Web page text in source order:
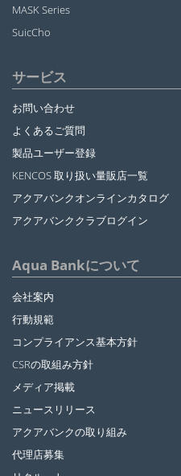
MASK Series
SuicCho
サービス
お問い合わせ
よくあるご質問
製品ユーザー登録
KENCOS 取り扱い量販店一覧
アクアバンクオンラインカタログ
アクアバンククラブログイン
Aqua Bankについて
会社案内
行動規範
コンプライアンス基本方針
CSRの取組み方針
メディア掲載
ニュースリリース
アクアバンクの取り組み
代理店募集